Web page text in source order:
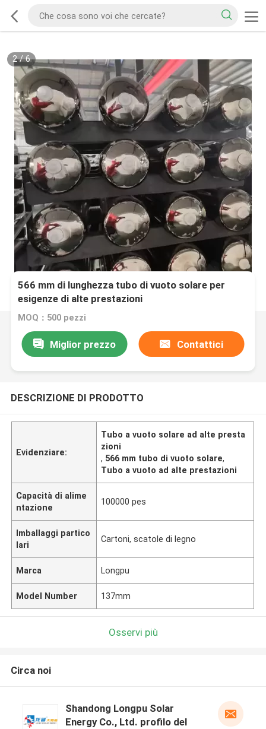
2/6
566 mm di lunghezza tubo di vuoto solare per
esigenze di alte prestazioni
MOQ：500 pezzi
Miglior prezzo Contattici
DESCRIZIONE DI PRODOTTO
Evidenziare:
Tubo a vuoto solare ad alte presta
zioni
, 566 mm tubo di vuoto solare,
Tubo a vuoto ad alte prestazioni
Capacità di alime
ntazione
100000 pes
Imballaggi partico
lari
Cartoni, scatole di legno
Marca Longpu
Model Number 137mm
Osservi più
Circa noi
Shandong Longpu Solar
Energy Co., Ltd. profilo del